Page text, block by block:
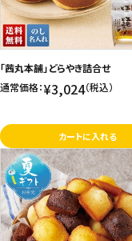
「茜丸本舗」どらやき詰合せ
通常価格：¥3,024（税込）
カートに入れる